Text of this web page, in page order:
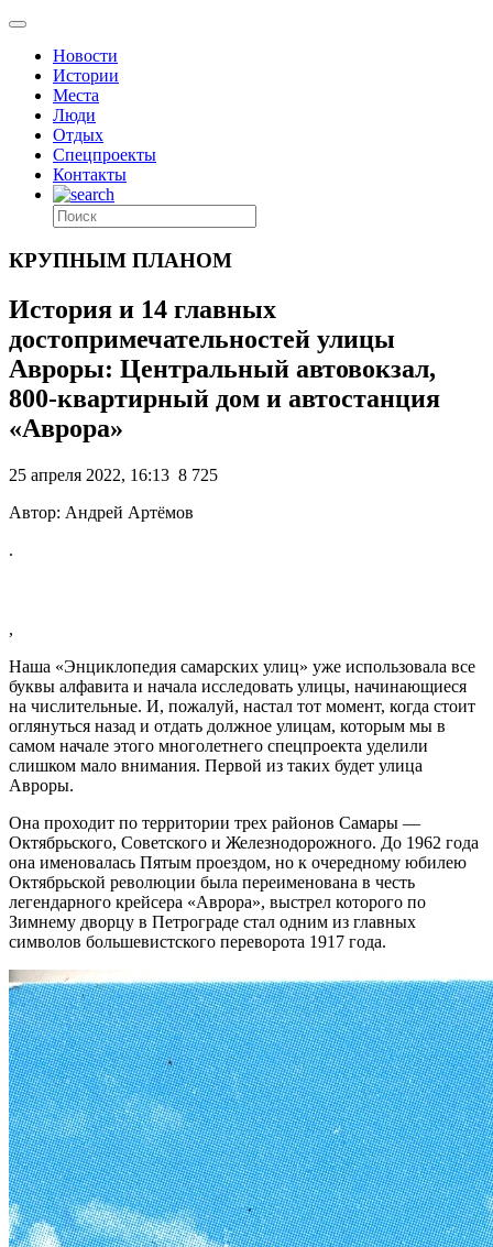
Новости
Истории
Места
Люди
Отдых
Спецпроекты
Контакты
КРУПНЫМ ПЛАНОМ
История и 14 главных
достопримечательностей улицы
Авроры: Центральный автовокзал,
800-квартирный дом и автостанция
«Аврора»
25 апреля 2022, 16:13 8 725
Автор: Андрей Артёмов
.
,
Наша «Энциклопедия самарских улиц» уже использовала все
буквы алфавита и начала исследовать улицы, начинающиеся
на числительные. И, пожалуй, настал тот момент, когда стоит
оглянуться назад и отдать должное улицам, которым мы в
самом начале этого многолетнего спецпроекта уделили
слишком мало внимания. Первой из таких будет улица
Авроры.
Она проходит по территории трех районов Самары —
Октябрьского, Советского и Железнодорожного. До 1962 года
она именовалась Пятым проездом, но к очередному юбилею
Октябрьской революции была переименована в честь
легендарного крейсера «Аврора», выстрел которого по
Зимнему дворцу в Петрограде стал одним из главных
символов большевистского переворота 1917 года.